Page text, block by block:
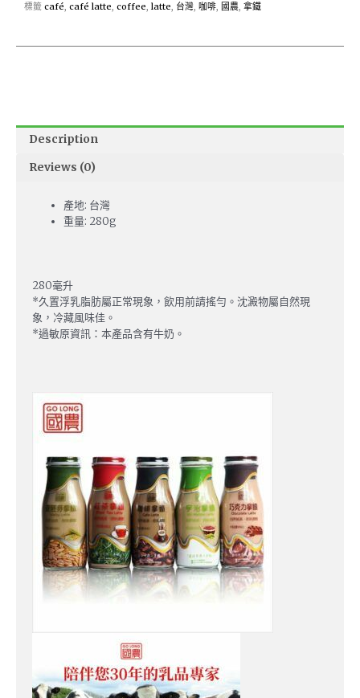
標籤 café, café latte, coffee, latte, 台灣, 咖啡, 國農, 拿鐵
Description
Reviews (0)
產地: 台灣
重量: 280g
280毫升
*久置浮乳脂肪屬正常現象，飲用前請搖勻。沈澱物屬自然現
象，冷藏風味佳。
*過敏原資訊：本產品含有牛奶。